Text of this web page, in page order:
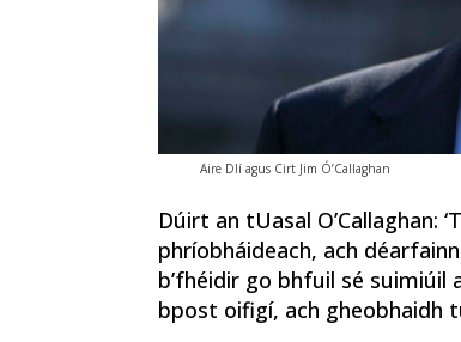
Aire Dlí agus Cirt Jim Ó’Callaghan
Dúirt an tUasal O’Callaghan:
phríobháideach, ach
b’fhéidir go bhfuil sé
bpost oifigí, ach gheobhaidh